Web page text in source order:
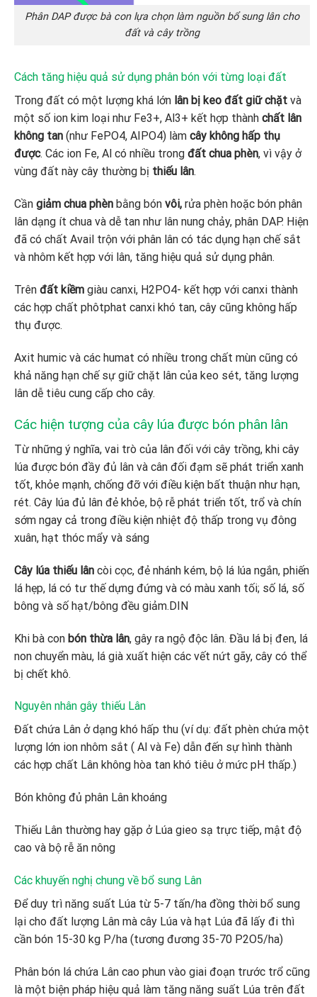
Phân DAP được bà con lựa chọn làm nguồn bổ sung lân cho
đất và cây trồng
Cách tăng hiệu quả sử dụng phân bón với từng loại đất
Trong đất có một lượng khá lớn lân bị keo đất giữ chặt và
một số ion kim loại như Fe3+, Al3+ kết hợp thành chất lân
không tan (như FePO4, AIPO4) làm cây không hấp thụ
được. Các ion Fe, Al có nhiều trong đất chua phèn, vì vậy ở
vùng đất này cây thường bị thiếu lân.
Cần giảm chua phèn bằng bón vôi, rửa phèn hoặc bón phân
lân dạng ít chua và dễ tan như lân nung chảy, phân DAP. Hiện
đã có chất Avail trộn với phân lân có tác dụng hạn chế sắt
và nhôm kết hợp với lân, tăng hiệu quả sử dụng phân.
Trên đất kiềm giàu canxi, H2PO4- kết hợp với canxi thành
các hợp chất phôtphat canxi khó tan, cây cũng không hấp
thụ được.
Axit humic và các humat có nhiều trong chất mùn cũng có
khả năng hạn chế sự giữ chặt lân của keo sét, tăng lượng
lân dễ tiêu cung cấp cho cây.
Các hiện tượng của cây lúa được bón phân lân
Từ những ý nghĩa, vai trò của lân đối với cây trồng, khi cây
lúa được bón đầy đủ lân và cân đối đạm sẽ phát triển xanh
tốt, khỏe mạnh, chống đỡ với điều kiện bất thuận như hạn,
rét. Cây lúa đủ lân đẻ khỏe, bộ rễ phát triển tốt, trổ và chín
sớm ngay cả trong điều kiện nhiệt độ thấp trong vụ đông
xuân, hạt thóc mẩy và sáng
Cây lúa thiếu lân còi cọc, đẻ nhánh kém, bộ lá lúa ngắn, phiến
lá hẹp, lá có tư thế dựng đứng và có màu xanh tối; số lá, số
bông và số hạt/bông đều giảm.DIN
Khi bà con bón thừa lân, gây ra ngộ độc lân. Đầu lá bị đen, lá
non chuyển màu, lá già xuất hiện các vết nứt gãy, cây có thể
bị chết khô.
Nguyên nhân gây thiếu Lân
Đất chứa Lân ở dạng khó hấp thu (ví dụ: đất phèn chứa một
lượng lớn ion nhôm sắt ( Al và Fe) dẫn đến sự hình thành
các hợp chất Lân không hòa tan khó tiêu ở mức pH thấp.)
Bón không đủ phân Lân khoáng
Thiếu Lân thường hay gặp ở Lúa gieo sạ trực tiếp, mật độ
cao và bộ rễ ăn nông
Các khuyến nghị chung về bổ sung Lân
Để duy trì năng suất Lúa từ 5-7 tấn/ha đồng thời bổ sung
lại cho đất lượng Lân mà cây Lúa và hạt Lúa đã lấy đi thì
cần bón 15-30 kg P/ha (tương đương 35-70 P2O5/ha)
Phân bón lá chứa Lân cao phun vào giai đoạn trước trổ cũng
là một biện pháp hiệu quả làm tăng năng suất Lúa trên đất